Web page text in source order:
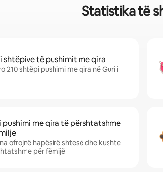
Statistika të
shtëpive të pushimit me qira
210 shtëpi pushimi me qira në Guri i
pushimi me qira të përshtatshme
ofrojnë hapësirë shtesë dhe kushte
për fëmijë